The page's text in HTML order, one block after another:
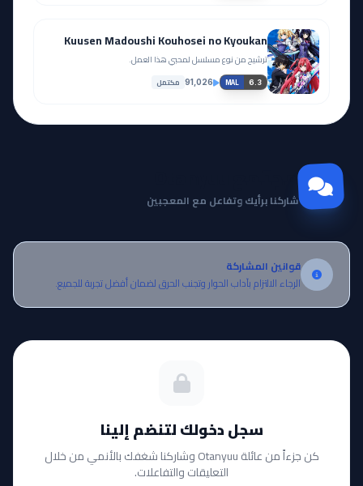
Kuusen Madoushi Kouhosei no Kyoukan
ترشيح من نوع مسلسل لمحبي هذا العمل.
MAL 6.3
91,026 مكتمل
مجتمع Otanyuu
شاركنا برأيك وتفاعل مع المعجبين
قوانين المشاركة
الرجاء الالتزام بآداب الحوار وتجنب الحرق لضمان أفضل تجربة للجميع.
سجل دخولك لتنضم إلينا
كن جزءاً من عائلة Otanyuu وشاركنا شغفك بالأنمي من خلال
التعليقات والتفاعلات.